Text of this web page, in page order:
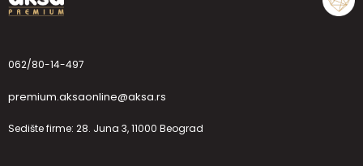
062/80-14-497
premium.aksaonline@aksa.rs
Sedište firme: 28. Juna 3, 11000 Beograd